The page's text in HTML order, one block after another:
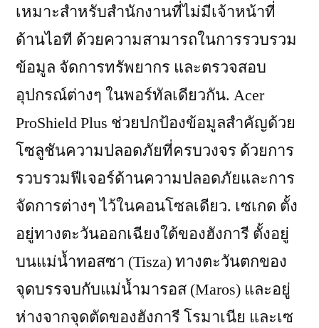
เหมาะสำหรับสำนักงานที่ไม่มีเจ้าหน้าที่
ด้านไอที ด้วยความสามารถในการรวบรวม
ข้อมูล จัดการทรัพยากร และตรวจสอบ
อุปกรณ์ต่างๆ ในพอร์ทัลเดียวกัน. Acer
ProShield Plus ช่วยปกป้องข้อมูลสำคัญด้วย
โซลูชันความปลอดภัยที่ครบวงจร ด้วยการ
รวบรวมฟีเจอร์ด้านความปลอดภัยและการ
จัดการต่างๆ ไว้ในคอนโซลเดียว. เซเกด ตั้ง
อยู่ทางตะวันออกเฉียงใต้ของฮังการี ตั้งอยู่
บนแม่น้ำทอสซา (Tisza) ทางตะวันตกของ
จุดบรรจบกับแม่น้ำมารอส (Maros) และอยู่
ห่างจากจุดตัดของฮังการี โรมาเนีย และเซ